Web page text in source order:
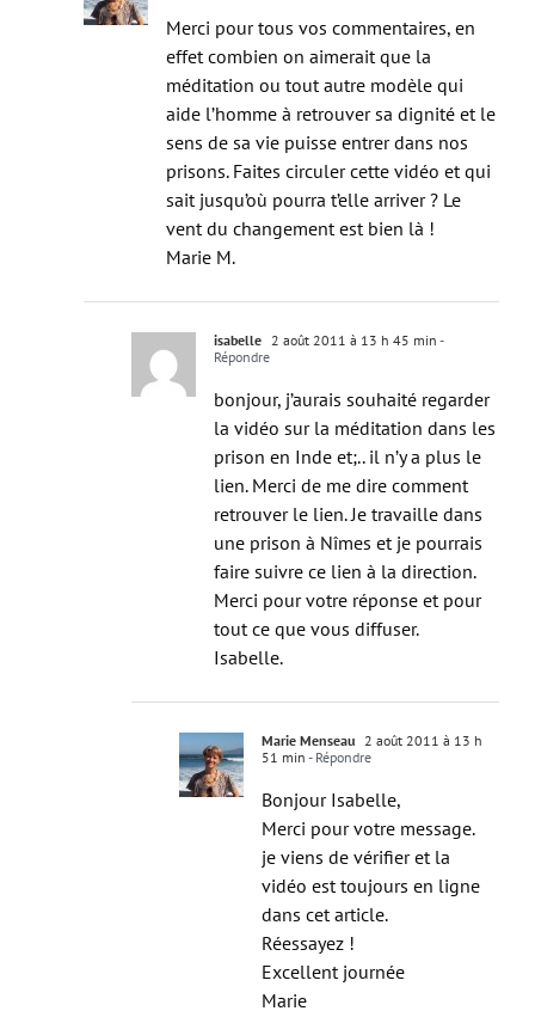
effet combien on aimerait que la
méditation ou tout autre modèle qui
aide l’homme à retrouver sa dignité et le
sens de sa vie puisse entrer dans nos
prisons. Faites circuler cette vidéo et qui
sait jusqu’où pourra t’elle arriver ? Le
vent du changement est bien là !
Marie M.
Répondre
la vidéo sur la méditation dans les
prison en Inde et;.. il n’y a plus le
lien. Merci de me dire comment
retrouver le lien. Je travaille dans
une prison à Nîmes et je pourrais
faire suivre ce lien à la direction.
Merci pour votre réponse et pour
tout ce que vous diffuser.
Isabelle.
51 min- Répondre
Merci pour votre message.
je viens de vérifier et la
vidéo est toujours en ligne
dans cet article.
Réessayez !
Excellent journée
Marie